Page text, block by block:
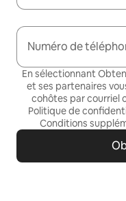
Numéro de
En sélectionnant
et ses partenaires
cohôtes par courriel
Politique de
Conditions